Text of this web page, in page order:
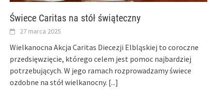
Świece Caritas na stół świąteczny
27 marca 2025
Wielkanocna Akcja Caritas Diecezji Elbląskiej to coroczne
przedsięwzięcie, którego celem jest pomoc najbardziej
potrzebujących. W jego ramach rozprowadzamy świece
ozdobne na stół wielkanocny. [...]